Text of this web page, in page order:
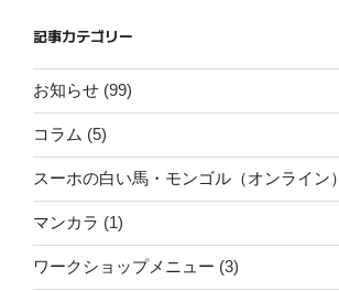
記事カテゴリー
お知らせ (99)
コラム (5)
スーホの白い馬・モンゴル（オンライン）
マンカラ (1)
ワークショップメニュー (3)